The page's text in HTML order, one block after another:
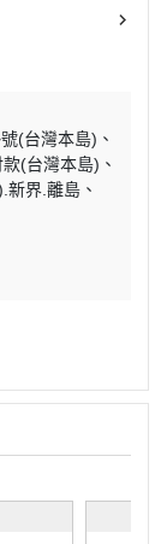
(台灣本島)
(台灣本島)
新界.離島